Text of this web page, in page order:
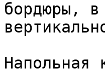
бордюры, в
Напольная